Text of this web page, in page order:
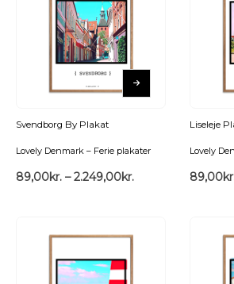
Svendborg By Plakat
Lovely Denmark – Ferie plakater
89,00kr. – 2.249,00kr.
Liseleje
Lovely
89,00